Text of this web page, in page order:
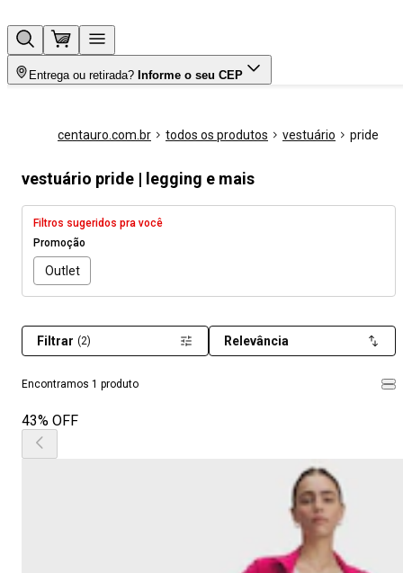
Entrega ou retirada? Informe o seu CEP
centauro.com.br todos os produtos vestuário pride
vestuário pride | legging e mais
Filtros sugeridos pra você
Promoção
Outlet
Encontramos 1 produto
Filtrar (2) Relevância
43% OFF